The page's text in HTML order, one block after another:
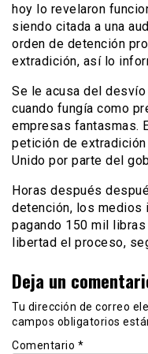
hoy lo revelaron
siendo citada a una
orden de detención
extradición, así lo
Se le acusa del
cuando fungía como
empresas fantasmas.
petición de
Unido por parte del
Horas después
detención, los medios
pagando 150 mil
libertad el proceso,
Deja un
Tu dirección de correo
campos obligatorios
Comentario *